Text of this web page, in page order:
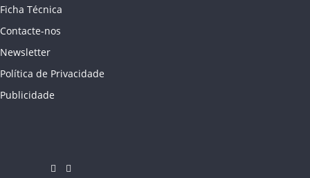
Ficha Técnica
Contacte-nos
Newsletter
Política de Privacidade
Publicidade